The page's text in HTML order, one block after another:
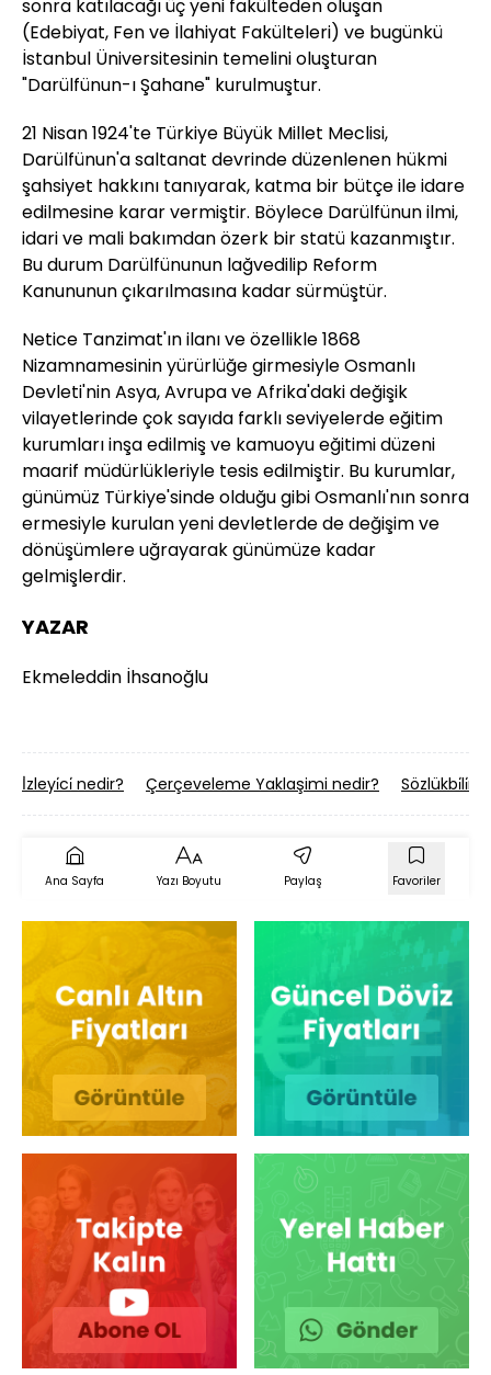
sonra katılacağı üç yeni fakülteden oluşan
(Edebiyat, Fen ve İlahiyat Fakülteleri) ve bugünkü
İstanbul Üniversitesinin temelini oluşturan
"Darülfünun-ı Şahane" kurulmuştur.
21 Nisan 1924'te Türkiye Büyük Millet Meclisi,
Darülfünun'a saltanat devrinde düzenlenen hükmi
şahsiyet hakkını tanıyarak, katma bir bütçe ile idare
edilmesine karar vermiştir. Böylece Darülfünun ilmi,
idari ve mali bakımdan özerk bir statü kazanmıştır.
Bu durum Darülfünunun lağvedilip Reform
Kanununun çıkarılmasına kadar sürmüştür.
Netice Tanzimat'ın ilanı ve özellikle 1868
Nizamnamesinin yürürlüğe girmesiyle Osmanlı
Devleti'nin Asya, Avrupa ve Afrika'daki değişik
vilayetlerinde çok sayıda farklı seviyelerde eğitim
kurumları inşa edilmiş ve kamuoyu eğitimi düzeni
maarif müdürlükleriyle tesis edilmiştir. Bu kurumlar,
günümüz Türkiye'sinde olduğu gibi Osmanlı'nın sonra
ermesiyle kurulan yeni devletlerde de değişim ve
dönüşümlere uğrayarak günümüze kadar
gelmişlerdir.
YAZAR
Ekmeleddin İhsanoğlu
İ̇zleyi̇ci̇ nedir? Çerçeveleme Yaklaşimi nedir? Sözlükbi̇li̇m
Ana Sayfa Yazı Boyutu Paylaş Favoriler